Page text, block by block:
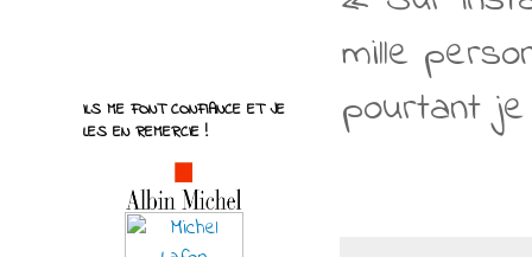
mille
pourtant
ILS ME FONT CONFIANCE ET JE
LES EN REMERCIE !